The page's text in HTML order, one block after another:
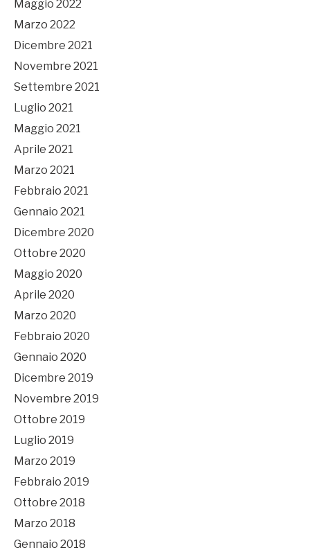
Maggio 2022
Marzo 2022
Dicembre 2021
Novembre 2021
Settembre 2021
Luglio 2021
Maggio 2021
Aprile 2021
Marzo 2021
Febbraio 2021
Gennaio 2021
Dicembre 2020
Ottobre 2020
Maggio 2020
Aprile 2020
Marzo 2020
Febbraio 2020
Gennaio 2020
Dicembre 2019
Novembre 2019
Ottobre 2019
Luglio 2019
Marzo 2019
Febbraio 2019
Ottobre 2018
Marzo 2018
Gennaio 2018